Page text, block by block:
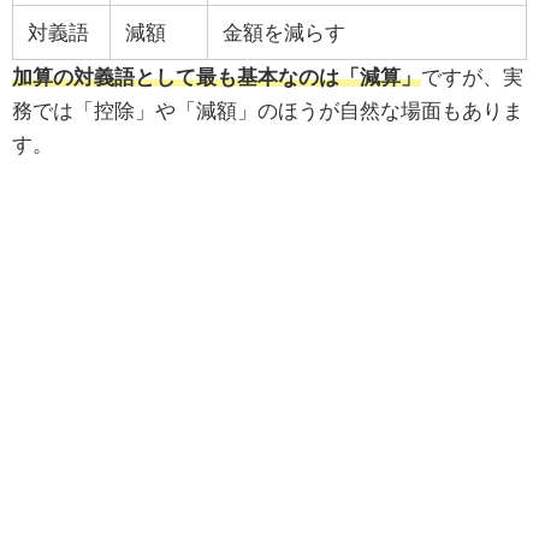
対義語 減額 金額を減らす
加算の対義語として最も基本なのは「減算」ですが、実
務では「控除」や「減額」のほうが自然な場面もありま
す。